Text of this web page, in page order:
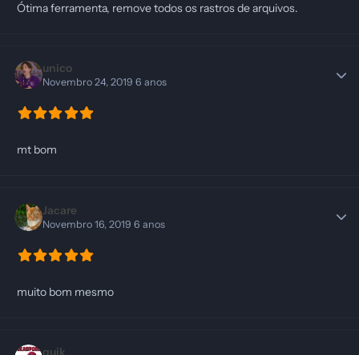
Ótima ferramenta, remove todos os rastros de arquivos.
unico
Novembro 24, 20196 anos
mt bom
Jacare
Novembro 16, 20196 anos
muito bom mesmo
quik